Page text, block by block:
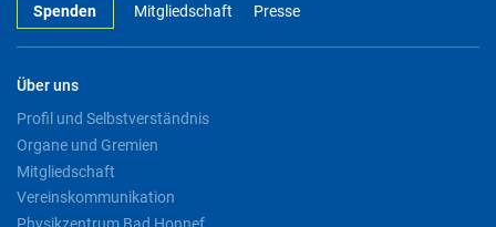
Spenden Mitgliedschaft Presse
Über uns
Profil und Selbstverständnis
Organe und Gremien
Mitgliedschaft
Vereinskommunikation